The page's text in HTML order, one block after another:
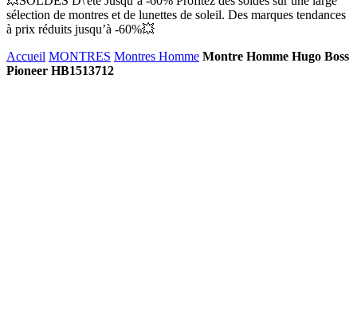
sélection de montres et de lunettes de soleil. Des marques tendances
à prix réduits jusqu’à -60%💥
Accueil MONTRES Montres Homme Montre Homme Hugo Boss
Pioneer HB1513712